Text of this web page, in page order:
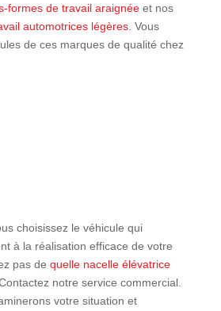
formes de travail araignéeet nos
automotrices légères. Vous
de ces marques de qualité chez
choisissez le véhicule qui
à la réalisation efficace de votre
pas de quelle nacelle élévatrice
notre service commercial.
votre situation et